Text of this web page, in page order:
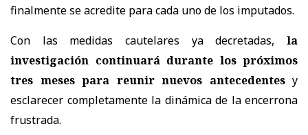
finalmente se acredite para cada uno de los imputados.
Con las medidas cautelares ya decretadas, la
investigación continuará durante los próximos
tres meses para reunir nuevos antecedentesy
esclarecer completamente la dinámica de la encerrona
frustrada.